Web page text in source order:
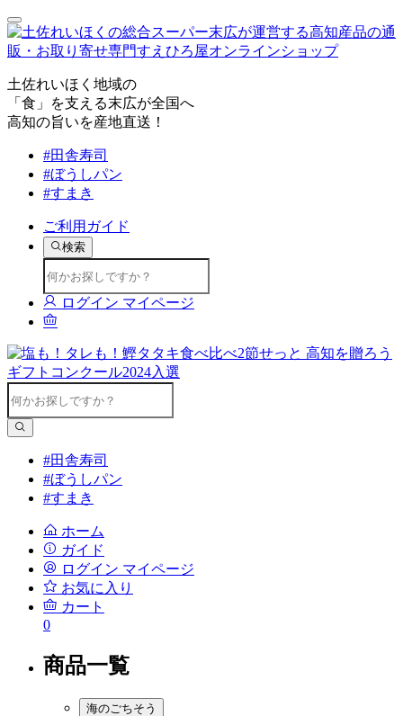
土佐れいほく地域の
「食」を支える末広が全国へ
高知の旨いを産地直送！
#田舎寿司
#ぼうしパン
#すまき
ご利用ガイド
検索
ログイン マイページ
#田舎寿司
#ぼうしパン
#すまき
ホーム
ガイド
ログイン マイページ
お気に入り
カート
0
商品一覧
海のごちそう